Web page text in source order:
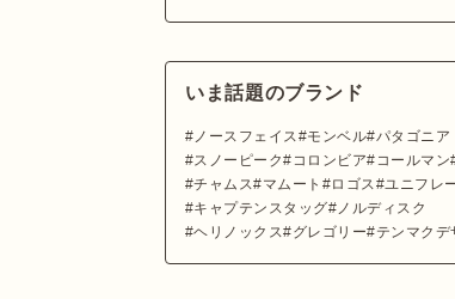
いま話題のブランド
ノースフェイス モンベル パタゴニア
スノーピーク
コロンビア コールマン
チャムス
マムート ロゴス
ユニフレ
キャプテンスタッグ
ノルディスク
ヘリノックス
グレゴリー テンマクデ